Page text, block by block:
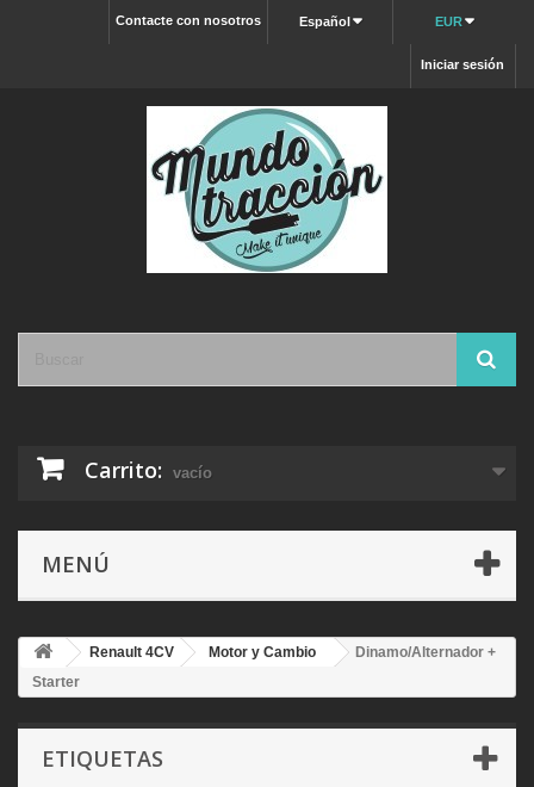
EUR
Español
Contacte con nosotros
Iniciar sesión
Carrito: vacío
MENÚ
Renault 4CV Motor y Cambio
Dinamo/Alternador +
Starter
ETIQUETAS